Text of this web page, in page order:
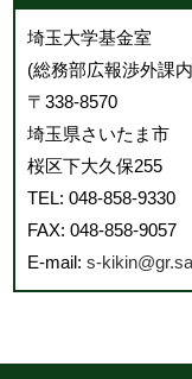
埼玉大学基金室
(総務部広報渉外課
〒338-8570
埼玉県さいたま市
桜区下大久保255
TEL: 048-858-9330
FAX: 048-858-9057
E-mail:s-